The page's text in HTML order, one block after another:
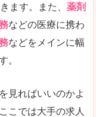
ます。また、 薬剤
などの医療に携わ
などをメインに幅
。
見ればいいのかよ
こでは大手の求人